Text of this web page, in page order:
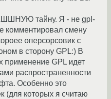
тайну. Я - не gpl-
комментировал смену
оперсорсовик с
в сторону GPL:) В
применение GPL идет
распространенности
Особенно это
(для которых я считаю